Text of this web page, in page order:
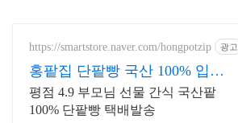
https://smartstore.naver.com/hongpotzip 광고
홍팥집 단팥빵 국산 100% 입소
문 빵 드디어 택배가능
평점 4.9 부모님 선물 간식 국산팥
100% 단팥빵 택배발송